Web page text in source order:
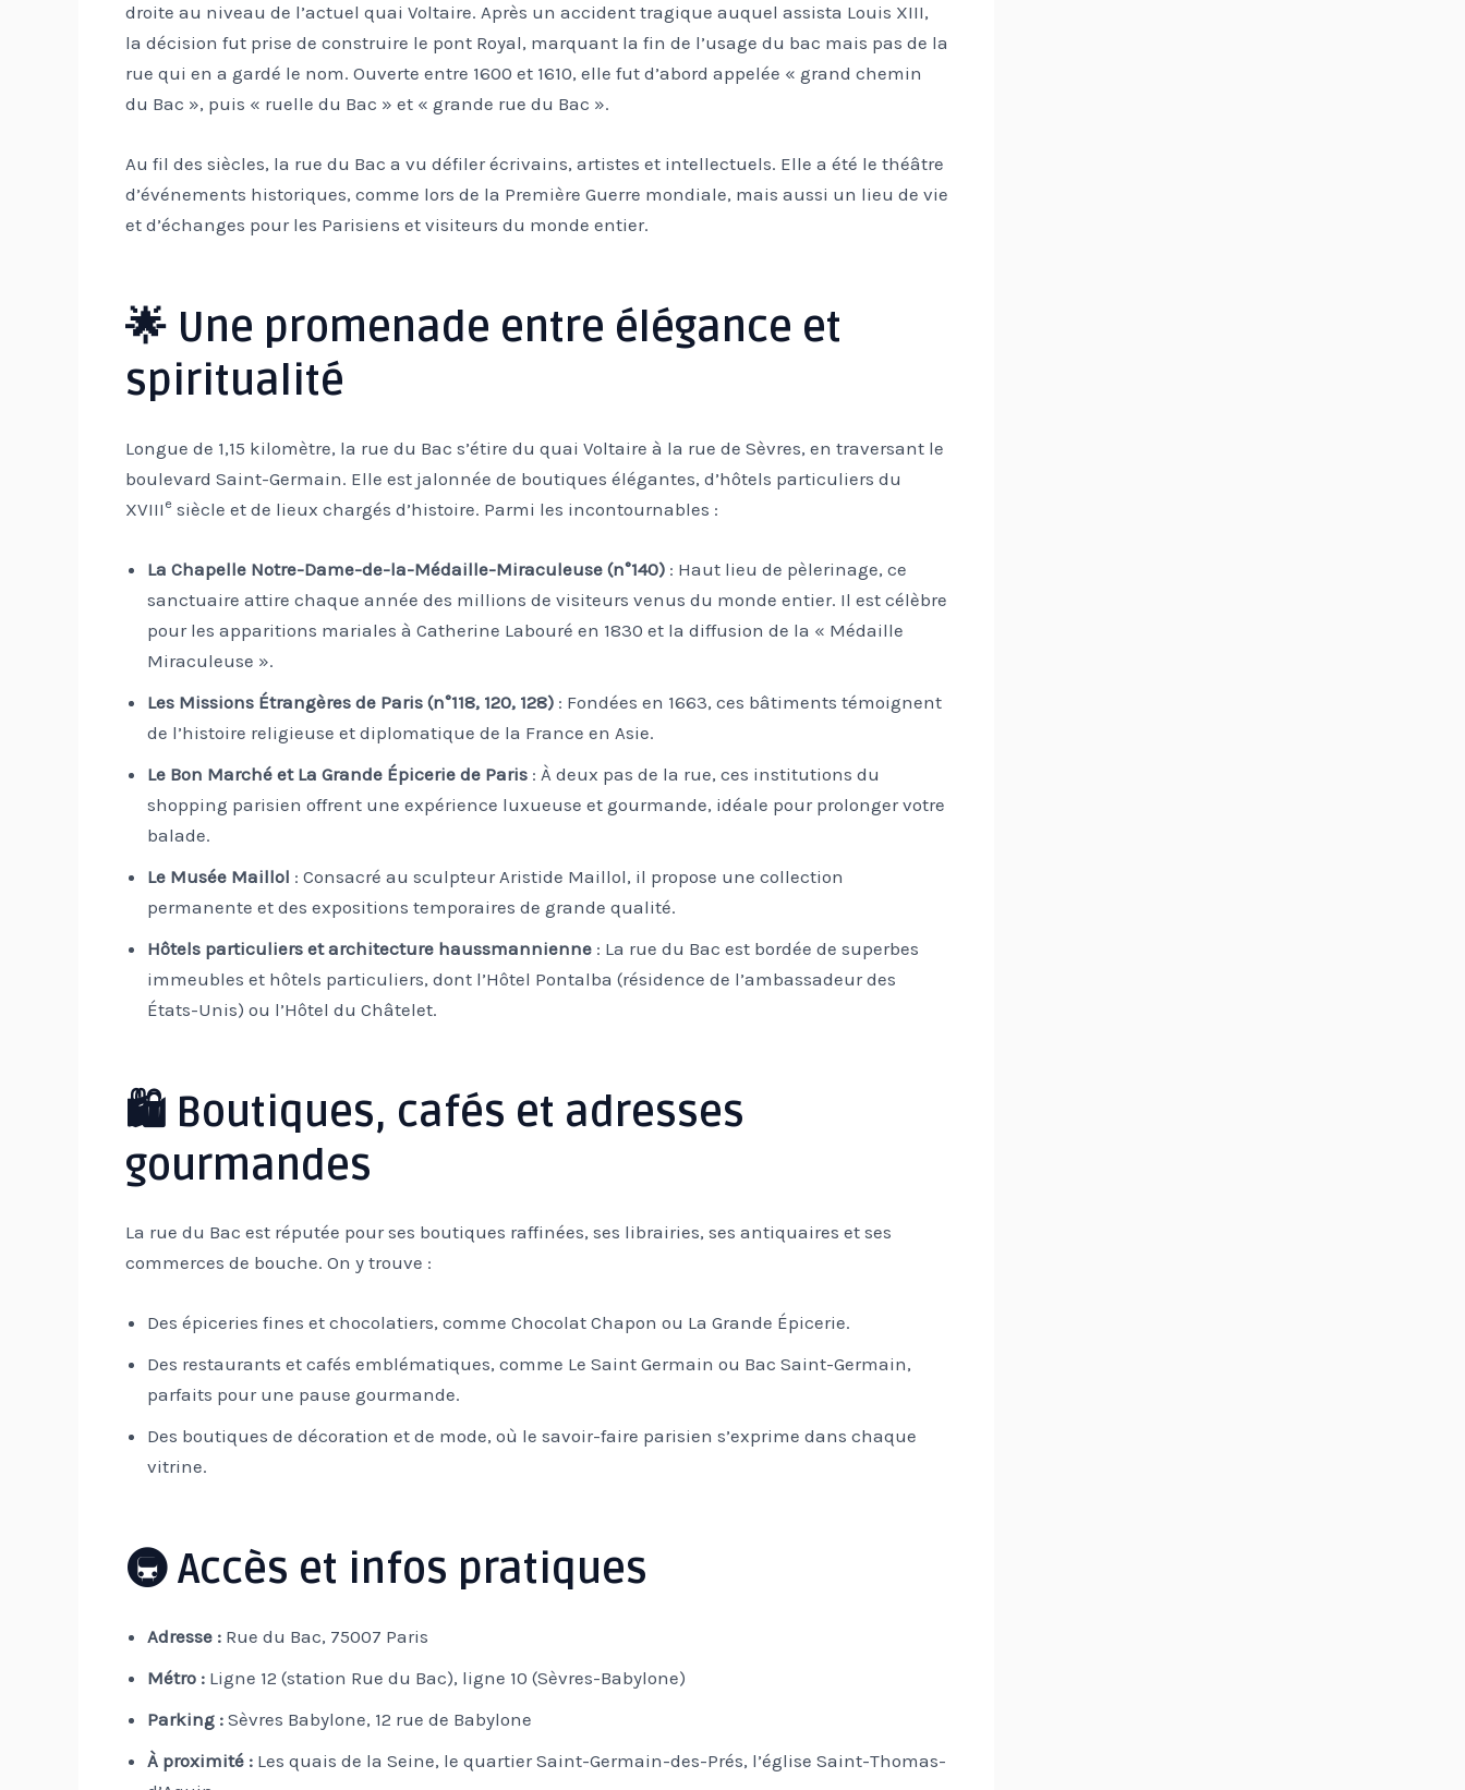
droite au niveau de l’actuel quai Voltaire. Après un accident tragique auquel assista Louis XIII,
la décision fut prise de construire le pont Royal, marquant la fin de l’usage du bac mais pas de la
rue qui en a gardé le nom. Ouverte entre 1600 et 1610, elle fut d’abord appelée « grand chemin
du Bac », puis « ruelle du Bac » et « grande rue du Bac ».
Au fil des siècles, la rue du Bac a vu défiler écrivains, artistes et intellectuels. Elle a été le théâtre
d’événements historiques, comme lors de la Première Guerre mondiale, mais aussi un lieu de vie
et d’échanges pour les Parisiens et visiteurs du monde entier.
🌟 Une promenade entre élégance et
spiritualité
Longue de 1,15 kilomètre, la rue du Bac s’étire du quai Voltaire à la rue de Sèvres, en traversant le
boulevard Saint-Germain. Elle est jalonnée de boutiques élégantes, d’hôtels particuliers du
XVIII e siècle et de lieux chargés d’histoire. Parmi les incontournables :
La Chapelle Notre-Dame-de-la-Médaille-Miraculeuse (n°140): Haut lieu de pèlerinage, ce
sanctuaire attire chaque année des millions de visiteurs venus du monde entier. Il est célèbre
pour les apparitions mariales à Catherine Labouré en 1830 et la diffusion de la « Médaille
Miraculeuse ».
Les Missions Étrangères de Paris (n°118, 120, 128): Fondées en 1663, ces bâtiments témoignent
de l’histoire religieuse et diplomatique de la France en Asie.
Le Bon Marché et La Grande Épicerie de Paris: À deux pas de la rue, ces institutions du
shopping parisien offrent une expérience luxueuse et gourmande, idéale pour prolonger votre
balade.
Le Musée Maillol : Consacré au sculpteur Aristide Maillol, il propose une collection
permanente et des expositions temporaires de grande qualité.
Hôtels particuliers et architecture haussmannienne: La rue du Bac est bordée de superbes
immeubles et hôtels particuliers, dont l’Hôtel Pontalba (résidence de l’ambassadeur des
États-Unis) ou l’Hôtel du Châtelet.
🛍️ Boutiques, cafés et adresses
gourmandes
La rue du Bac est réputée pour ses boutiques raffinées, ses librairies, ses antiquaires et ses
commerces de bouche. On y trouve :
Des épiceries fines et chocolatiers, comme Chocolat Chapon ou La Grande Épicerie.
Des restaurants et cafés emblématiques, comme Le Saint Germain ou Bac Saint-Germain,
parfaits pour une pause gourmande.
Des boutiques de décoration et de mode, où le savoir-faire parisien s’exprime dans chaque
vitrine.
🚇 Accès et infos pratiques
Adresse :Rue du Bac, 75007 Paris
Métro :Ligne 12 (station Rue du Bac), ligne 10 (Sèvres-Babylone)
Parking :Sèvres Babylone, 12 rue de Babylone
À proximité :Les quais de la Seine, le quartier Saint-Germain-des-Prés, l’église Saint-Thomas-